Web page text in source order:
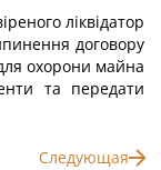
ліквідатор
договору
охорони майна
та передати
Следующая